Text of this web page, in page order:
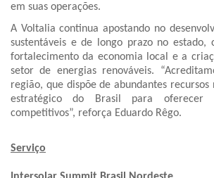
em suas operações.
A Voltalia continua apostando no
sustentáveis e de longo prazo no estado,
fortalecimento da economia local e a
setor de energias renováveis.
região, que dispõe de abundantes recursos
estratégico do Brasil para oferecer
competitivos”, reforça Eduardo Rêgo.
Serviço